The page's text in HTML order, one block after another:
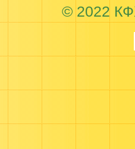
© 2022